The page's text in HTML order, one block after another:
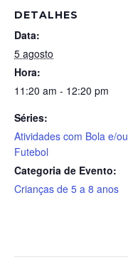
DETALHES
Data:
5 agosto
Hora:
11:20 am - 12:20 pm
Séries:
Atividades com Bola e/ou
Futebol
Categoria de Evento:
Crianças de 5 a 8 anos